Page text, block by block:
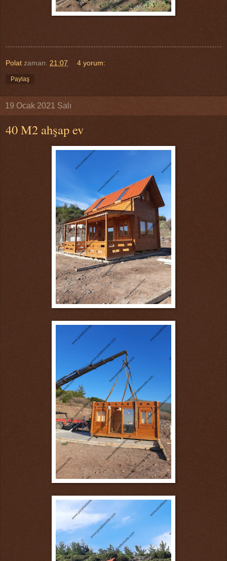
Polat zaman: 21:07 4 yorum:
Paylaş
19 Ocak 2021 Salı
40 M2 ahşap ev